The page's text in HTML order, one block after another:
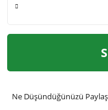
Ne Düşündüğünüzü